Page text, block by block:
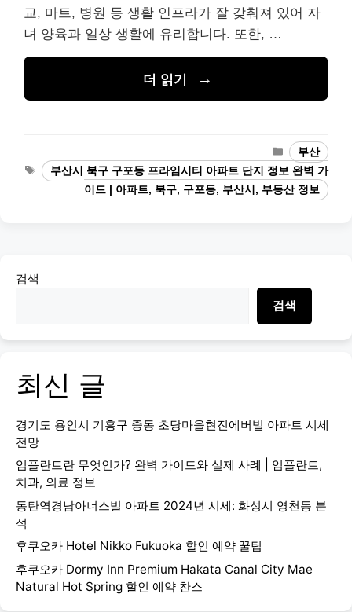
교, 마트, 병원 등 생활 인프라가 잘 갖춰져 있어 자
녀 양육과 일상 생활에 유리합니다. 또한, …
더 읽기
카
테
고
리
부산
태
그
부산시 북구 구포동 프라임시티 아파트 단지 정보 완벽 가
이드 | 아파트, 북구, 구포동, 부산시, 부동산 정보
검색
검색
최신 글
경기도 용인시 기흥구 중동 초당마을현진에버빌 아파트 시세
전망
임플란트란 무엇인가? 완벽 가이드와 실제 사례 | 임플란트,
치과, 의료 정보
동탄역경남아너스빌 아파트 2024년 시세: 화성시 영천동 분
석
후쿠오카 Hotel Nikko Fukuoka 할인 예약 꿀팁
후쿠오카 Dormy Inn Premium Hakata Canal City Mae
Natural Hot Spring 할인 예약 찬스